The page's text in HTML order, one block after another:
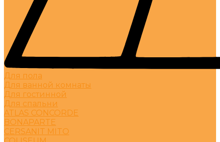
Для пола
Для ванной комнаты
Для гостинной
Для спальни
ATLAS CONCORDE
BONAPARTE
CERSANIT MITO